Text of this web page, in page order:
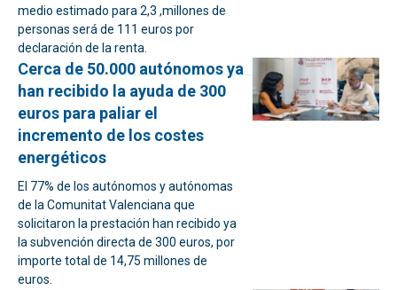
medio estimado para 2,3 ,millones de
personas será de 111 euros por
declaración de la renta.
Cerca de 50.000 autónomos ya
han recibido la ayuda de 300
euros para paliar el
incremento de los costes
energéticos
El 77% de los autónomos y autónomas
de la Comunitat Valenciana que
solicitaron la prestación han recibido ya
la subvención directa de 300 euros, por
importe total de 14,75 millones de
euros.